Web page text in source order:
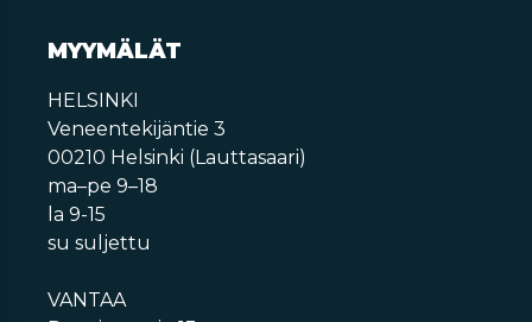
MYYMÄLÄT
HELSINKI
Veneentekijäntie 3
00210 Helsinki (Lauttasaari)
ma–pe 9–18
la 9-15
su suljettu
VANTAA